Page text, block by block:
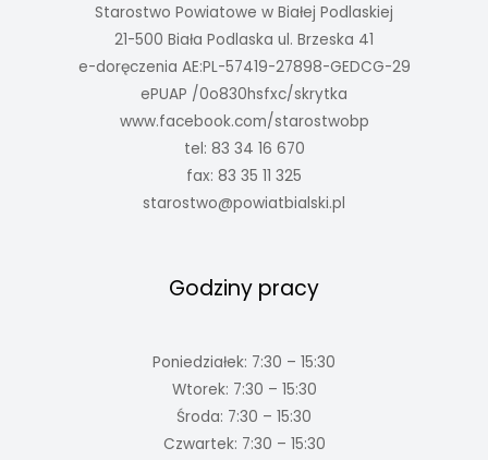
Starostwo Powiatowe w Białej Podlaskiej
21-500 Biała Podlaska ul. Brzeska 41
e-doręczenia AE:PL-57419-27898-GEDCG-29
ePUAP /0o830hsfxc/skrytka
www.facebook.com/starostwobp
tel: 83 34 16 670
fax: 83 35 11 325
starostwo@powiatbialski.pl
Godziny pracy
Poniedziałek: 7:30 – 15:30
Wtorek: 7:30 – 15:30
Środa: 7:30 – 15:30
Czwartek: 7:30 – 15:30